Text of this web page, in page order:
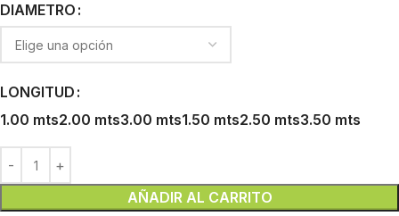
DIAMETRO
LONGITUD
1.00 mts2.00 mts3.00 mts1.50 mts2.50 mts3.50 mts
AÑADIR AL CARRITO